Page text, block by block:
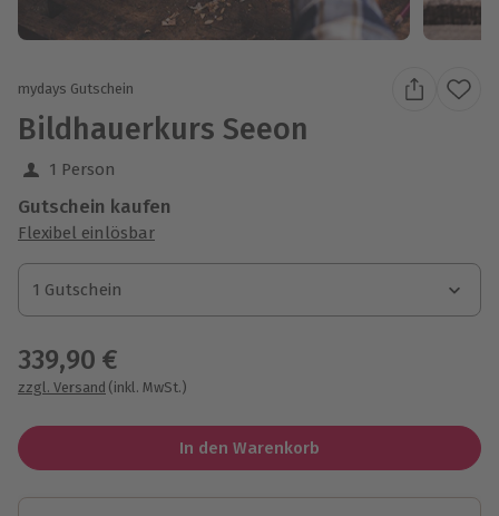
mydays Gutschein
Bildhauerkurs Seeon
1 Person
Gutschein kaufen
Flexibel einlösbar
1 Gutschein
1 Gutschein
1 Gutschein
339,90 €
zzgl. Versand (inkl. MwSt.)
In den Warenkorb